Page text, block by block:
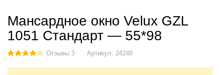
Мансардное окно Velux GZL
1051 Стандарт — 55*98
Отзывы 3 Артикул: 24248